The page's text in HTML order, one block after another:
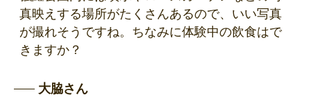
真映えする場所がたくさんあるので、いい写真
が撮れそうですね。ちなみに体験中の飲食はで
きますか？
大脇さん